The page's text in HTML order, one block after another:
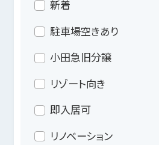
新着
駐車場空きあり
小田急旧分譲
リゾート向き
即入居可
リノベーション